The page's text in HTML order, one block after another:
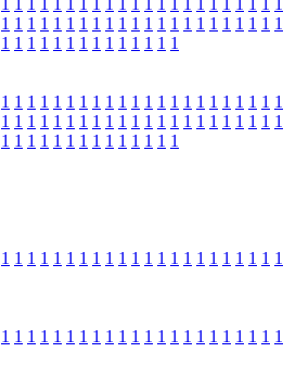
1 1 1 1 1 1 1 1 1 1 1 1 1 1 1 1 1 1 1 1 1 1
1 1 1 1 1 1 1 1 1 1 1 1 1 1
1 1 1 1 1 1 1 1 1 1 1 1 1 1 1 1 1 1 1 1 1 1
1 1 1 1 1 1 1 1 1 1 1 1 1 1 1 1 1 1 1 1 1 1
1 1 1 1 1 1 1 1 1 1 1 1 1 1
1 1 1 1 1 1 1 1 1 1 1 1 1 1 1 1 1 1 1 1 1 1
1 1 1 1 1 1 1 1 1 1 1 1 1 1 1 1 1 1 1 1 1 1